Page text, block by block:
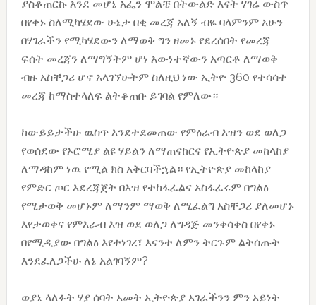
ያስቆጠርኩ እንደ መሆኔ አፌን ሞልቼ በትውልድ እናት ሃገሬ ውስጥ
በየቀኑ ስለሚካሄደው ሁኔታ በቂ መረጃ አለኝ ብዬ ባላምንም አሁን
በሃገራችን የሚካሄደውን ለማወቅ ግን ዘመኑ የደረሰበት የመረጃ
ፍሰት መረጃን ለማግኝትም ሆነ እውነተኛውን አጣርቶ ለማወቅ
ብዙ አስቸጋሪ ሆኖ አላገኘሁትም ስለዚህ ነው ኢትዮ 360 የተሳሳተ
መረጃ ከማስተላለፍ ልትቆጠቡ ይገባል የምለው።
ከውይይታችሁ ዉስጥ እንደተደመጠው የምዕራብ እዝን ወደ ወለጋ
የወሰደው የኦሮሚያ ልዩ ሃይልን ለማጠናከርና የኢትዮጵያ መከላከያ
ለማዳከም ነዉ የሚል ክስ አቅርባችኋል። የኢትዮጵያ መከላከያ
የምድር ጦር እደረጃጀት በእዝ የተከፋፈልና አስፋፈሩም በግልፅ
የሚታወቅ መሆኑም ለማንም ማወቅ ለሚፈልግ አስቸጋሪ ያለመሆኑ
እየታወቀና የምእራብ እዝ ወደ ወለጋ ለግዳጅ መንቀሳቀስ በየቀኑ
በየሚዲያው በግልፅ እየተነገረ፣ እናንተ ለምን ትርጉም ልትሰጡት
እንደፈለጋችሁ ለኔ አልገባኝም?
ወያኔ ላለፉት ሃያ ሰባት አመት ኢትዮጵያ አገራችንን ምን አይነት